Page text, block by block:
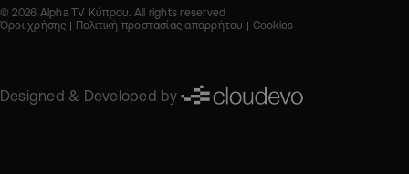
© 2026 Alpha TV Κύπρου. All rights reserved
Όροι χρήσης
Πολιτική προστασίας απορρήτου Cookies
Designed & Developed by